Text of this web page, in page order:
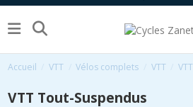
Accueil VTT Vélos complets VTT
VTT Tout-Suspendus